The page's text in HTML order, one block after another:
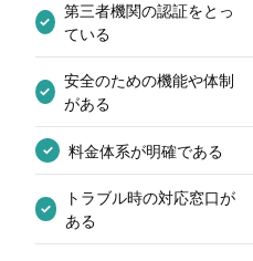
✓
第三者機関の認証をとっ
ている
✓
安全のための機能や体制
がある
✓ 料金体系が明確である
✓
トラブル時の対応窓口が
ある